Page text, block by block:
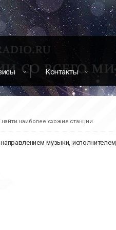
Контакты
наиболее схожие станции.
музыки, исполнителем,